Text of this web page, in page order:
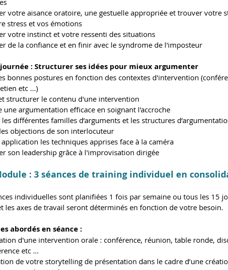
votre aisance oratoire, une gestuelle appropriée et trouver votre
stress et vos émotions
votre instinct et votre ressenti des situations
de la confiance et en finir avec le syndrome de l'imposteur
journée :​ Structurer ses idées pour mieux argumenter
bonnes postures en fonction des contextes d'intervention
etc ...)
structurer le contenu d'une intervention
une argumentation efficace en soignant l'accroche
différentes familles d’arguments et les structures
objections de son interlocuteur
les techniques apprises face à la caméra
son leadership grâce à l'improvisation dirigée
: 3 séances de training individuel en
individuelles sont planifiées 1 fois par semaine ou tous les 15
les axes de travail seront déterminés en fonction de votre besoin.
abordés en séance :
d'une intervention orale : conférence, réunion, table ronde,
etc …
de votre storytelling de présentation dans le cadre d’une